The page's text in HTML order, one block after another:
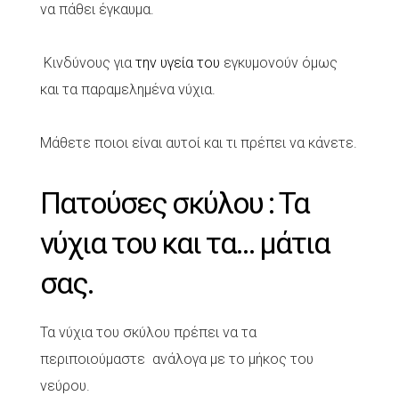
να πάθει έγκαυμα.
Κινδύνους γιατην υγεία του εγκυμονούν όμως
και τα παραμελημένα νύχια.
Μάθετε ποιοι είναι αυτοί και τι πρέπει να κάνετε.
Πατούσες σκύλου : Τα
νύχια του και τα… μάτια
σας.
Τα νύχια του σκύλου πρέπει να τα
περιποιούμαστε ανάλογα με το μήκος του
νεύρου.